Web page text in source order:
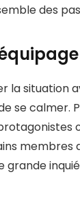
des
la situation
se calmer.
membres
grande